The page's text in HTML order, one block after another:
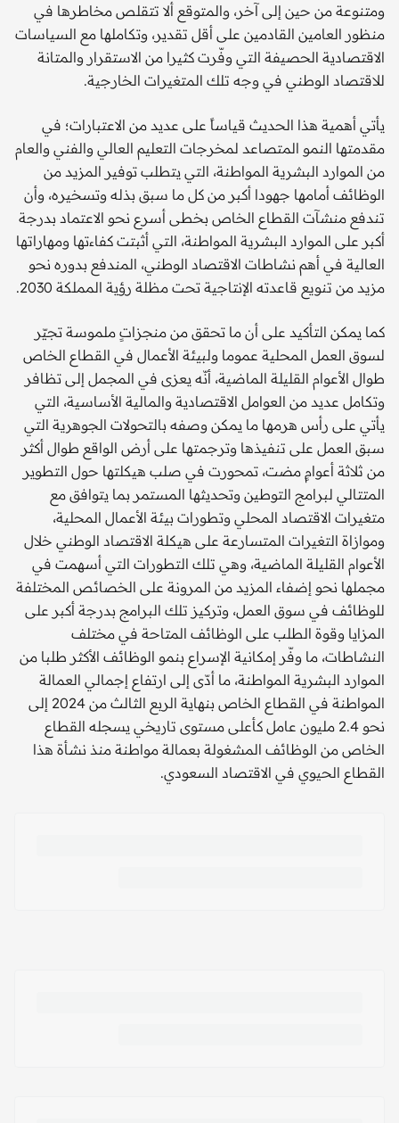
ومتنوعة من حين إلى آخر، والمتوقع ألا تتقلص مخاطرها في
منظور العامين القادمين على أقل تقدير، وتكاملها مع السياسات
الاقتصادية الحصيفة التي وفّرت كثيرا من الاستقرار والمتانة
للاقتصاد الوطني في وجه تلك المتغيرات الخارجية.
يأتي أهمية هذا الحديث قياساً على عديد من الاعتبارات؛ في
مقدمتها النمو المتصاعد لمخرجات التعليم العالي والفني والعام
من الموارد البشرية المواطنة، التي يتطلب توفير المزيد من
الوظائف أمامها جهودا أكبر من كل ما سبق بذله وتسخيره، وأن
تندفع منشآت القطاع الخاص بخطى أسرع نحو الاعتماد بدرجة
أكبر على الموارد البشرية المواطنة، التي أثبتت كفاءتها ومهاراتها
العالية في أهم نشاطات الاقتصاد الوطني، المندفع بدوره نحو
مزيد من تنويع قاعدته الإنتاجية تحت مظلة رؤية المملكة 2030.
كما يمكن التأكيد على أن ما تحقق من منجزاتٍ ملموسة تجيّر
لسوق العمل المحلية عموما ولبيئة الأعمال في القطاع الخاص
طوال الأعوام القليلة الماضية، أنّه يعزى في المجمل إلى تظافر
وتكامل عديد من العوامل الاقتصادية والمالية الأساسية، التي
يأتي على رأس هرمها ما يمكن وصفه بالتحولات الجوهرية التي
سبق العمل على تنفيذها وترجمتها على أرض الواقع طوال أكثر
من ثلاثة أعوامٍ مضت، تمحورت في صلب هيكلتها حول التطوير
المتتالي لبرامج التوطين وتحديثها المستمر بما يتوافق مع
متغيرات الاقتصاد المحلي وتطورات بيئة الأعمال المحلية،
وموازاة التغيرات المتسارعة على هيكلة الاقتصاد الوطني خلال
الأعوام القليلة الماضية، وهي تلك التطورات التي أسهمت في
مجملها نحو إضفاء المزيد من المرونة على الخصائص المختلفة
للوظائف في سوق العمل، وتركيز تلك البرامج بدرجة أكبر على
المزايا وقوة الطلب على الوظائف المتاحة في مختلف
النشاطات، ما وفّر إمكانية الإسراع بنمو الوظائف الأكثر طلبا من
الموارد البشرية المواطنة، ما أدّى إلى ارتفاع إجمالي العمالة
المواطنة في القطاع الخاص بنهاية الربع الثالث من 2024 إلى
نحو 2.4 مليون عامل كأعلى مستوى تاريخي يسجله القطاع
الخاص من الوظائف المشغولة بعمالة مواطنة منذ نشأة هذا
القطاع الحيوي في الاقتصاد السعودي.